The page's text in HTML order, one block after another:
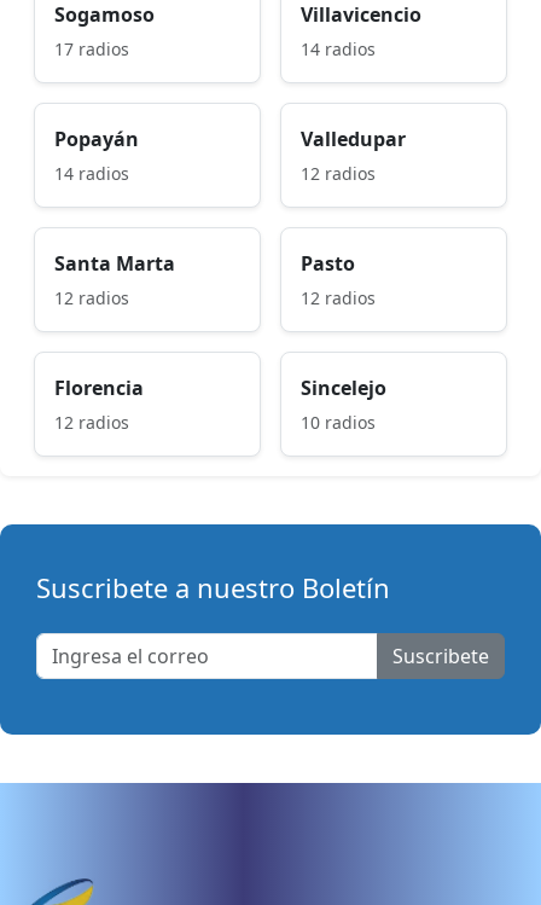
Sogamoso
17 radios
Villavicencio
14 radios
Popayán
14 radios
Valledupar
12 radios
Santa Marta
12 radios
Pasto
12 radios
Florencia
12 radios
Sincelejo
10 radios
Suscribete a nuestro Boletín
Suscribete